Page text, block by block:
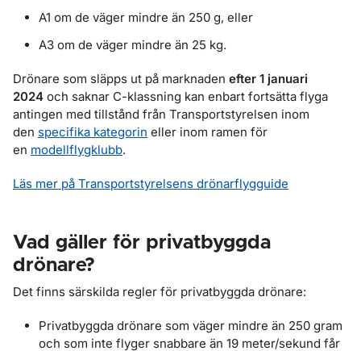
A1 om de väger mindre än 250 g, eller
A3 om de väger mindre än 25 kg.
Drönare som släpps ut på marknaden efter 1 januari
2024 och saknar C-klassning kan enbart fortsätta flyga
antingen med tillstånd från Transportstyrelsen inom
den specifika kategorin eller inom ramen för
en modellflygklubb.
Läs mer på Transportstyrelsens drönarflygguide
Vad gäller för privatbyggda
drönare?
Det finns särskilda regler för privatbyggda drönare:
Privatbyggda drönare som väger mindre än 250 gram
och som inte flyger snabbare än 19 meter/sekund får